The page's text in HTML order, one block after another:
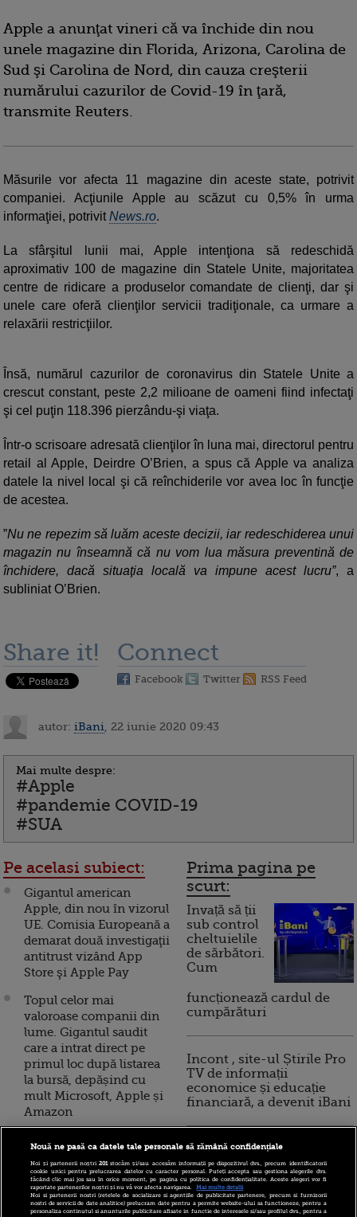
Apple a anunţat vineri că va închide din nou
unele magazine din Florida, Arizona, Carolina de
Sud şi Carolina de Nord, din cauza creşterii
numărului cazurilor de Covid-19 în ţară,
transmite Reuters.
Măsurile vor afecta 11 magazine din aceste state, potrivit
companiei. Acţiunile Apple au scăzut cu 0,5% în urma
informaţiei, potrivitNews.ro.
La sfârşitul lunii mai, Apple intenţiona să redeschidă
aproximativ 100 de magazine din Statele Unite, majoritatea
centre de ridicare a produselor comandate de clienţi, dar şi
unele care oferă clienţilor servicii tradiţionale, ca urmare a
relaxării restricţiilor.
Însă, numărul cazurilor de coronavirus din Statele Unite a
crescut constant, peste 2,2 milioane de oameni fiind infectaţi
şi cel puţin 118.396 pierzându-şi viaţa.
Într-o scrisoare adresată clienţilor în luna mai, directorul pentru
retail al Apple, Deirdre O’Brien, a spus că Apple va analiza
datele la nivel local şi că reînchiderile vor avea loc în funcţie
de acestea.
”Nu ne repezim să luăm aceste decizii, iar redeschiderea unui
magazin nu înseamnă că nu vom lua măsura preventină de
închidere, dacă situaţia locală va impune acest lucru”, a
subliniat O’Brien.
Share it! Connect
Facebook Twitter RSS Feed
autor: iBani , 22 iunie 2020 09:43
Mai multe despre:
#Apple
#pandemie COVID-19
#SUA
Pe acelasi subiect:
Gigantul american
Apple, din nou în vizorul
UE. Comisia Europeană a
demarat două investigaţii
antitrust vizând App
Store şi Apple Pay
Topul celor mai
valoroase companii din
lume. Gigantul saudit
care a intrat direct pe
primul loc după listarea
la bursă, depășind cu
mult Microsoft, Apple și
Amazon
Apple ar putea fi dată în
ascuns scăderea cererii
de iPhone-uri,
provocând acţionarilor
Prima pagina pe
scurt:
Invață să ții
sub control
cheltuielile
de sărbători.
Cum
funcționează cardul de
cumpărături
Incont , site-ul Știrile Pro
TV de informații
economice și educație
financiară, a devenit iBani
10 reguli pentru decizii
financiare inteligente
Nouă ne pasă ca datele tale personale să rămână confidențiale
Noi și partenerii noștri201stocăm și/sau accesăm informații pe dispozitivul dvs., precum identificatorii
cookie unici pentru prelucrarea datelor cu caracter personal. Puteți accepta sau gestiona alegerile dvs.
făcând clic mai jos sau în orice moment, pe pagina cu politica de confidențialitate. Aceste alegeri vor fi
raportate partenerilor noștri și nu vă vor afecta navigarea.
Mai multe detalii
Noi si partenerii nostri (retelele de socializare si agentiile de publicitate partenere, precum si furnizorii
nostri de servicii de date analitice) prelucram date pentru a permite website-ului sa functioneze, pentru a
personaliza continutul si anunturile publicitare afisate in functie de interesele si/sau profilul dvs., pentru a